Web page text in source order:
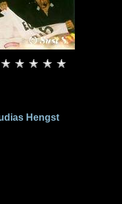
Hengst